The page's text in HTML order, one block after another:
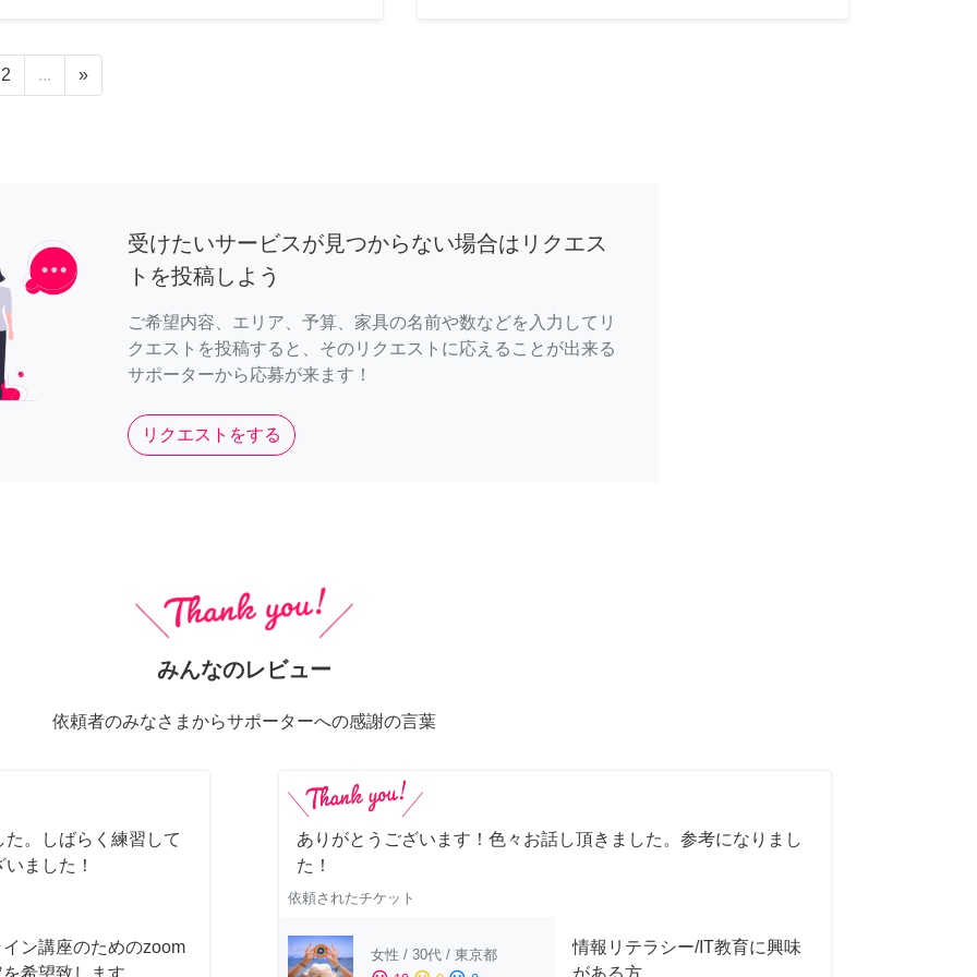
2 ... »
受けたいサービスが見つからない場合はリクエス
トを投稿しよう
ご希望内容、エリア、予算、家具の名前や数などを入力してリ
クエストを投稿すると、そのリクエストに応えることが出来る
サポーターから応募が来ます！
リクエストをする
みんなのレビュー
依頼者のみなさまからサポーターへの感謝の言葉
。しばらく練習して
ました！
ン講座のためのzoom
希望致します。
ありがとうございます！色々お話し頂きました。参考になりまし
た！
依頼されたチケット
女性 / 30代 / 東京都
情報リテラシー/IT教育に興味
がある方